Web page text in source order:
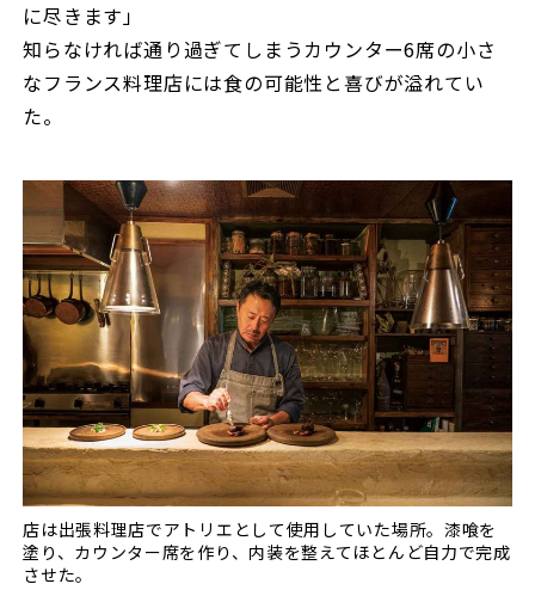
に尽きます」
知らなければ通り過ぎてしまうカウンター6席の小さ
なフランス料理店には食の可能性と喜びが溢れてい
た。
店は出張料理店でアトリエとして使用していた場所。漆喰を
塗り、カウンター席を作り、内装を整えてほとんど自力で完成
させた。